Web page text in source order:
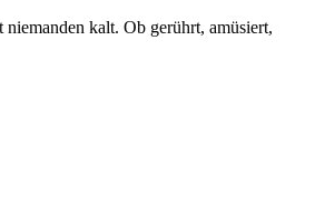
kalt. Ob gerührt, amüsiert,